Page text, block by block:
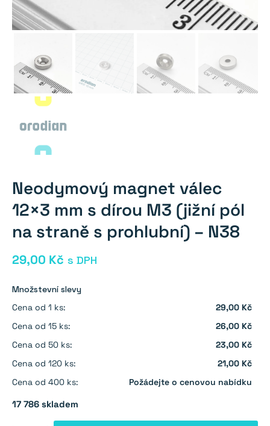
Neodymový magnet válec
12×3 mm s dírou M3 (jižní pól
na straně s prohlubní) – N38
29,00 Kč s DPH
Množstevní slevy
Cena od 1 ks:
29,00 Kč
Cena od 15 ks:
26,00 Kč
Cena od 50 ks:
23,00 Kč
Cena od 120 ks:
21,00 Kč
Cena od 400 ks:
Požádejte o cenovou nabídku
17 786 skladem